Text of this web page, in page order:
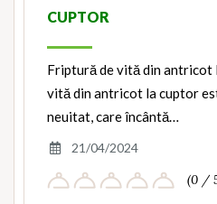
CUPTOR
Friptură de vită din antricot
vită din antricot la cuptor
neuitat, care încântă…
21/04/2024
(0 /